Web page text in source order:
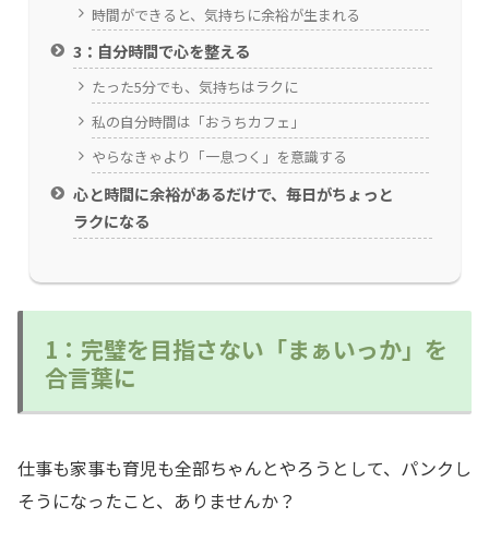
時間ができると、気持ちに余裕が生まれる
3：自分時間で心を整える
たった5分でも、気持ちはラクに
私の自分時間は「おうちカフェ」
やらなきゃより「一息つく」を意識する
心と時間に余裕があるだけで、毎日がちょっと
ラクになる
1：完璧を目指さない「まぁいっか」を
合言葉に
仕事も家事も育児も全部ちゃんとやろうとして、パンクし
そうになったこと、ありませんか？